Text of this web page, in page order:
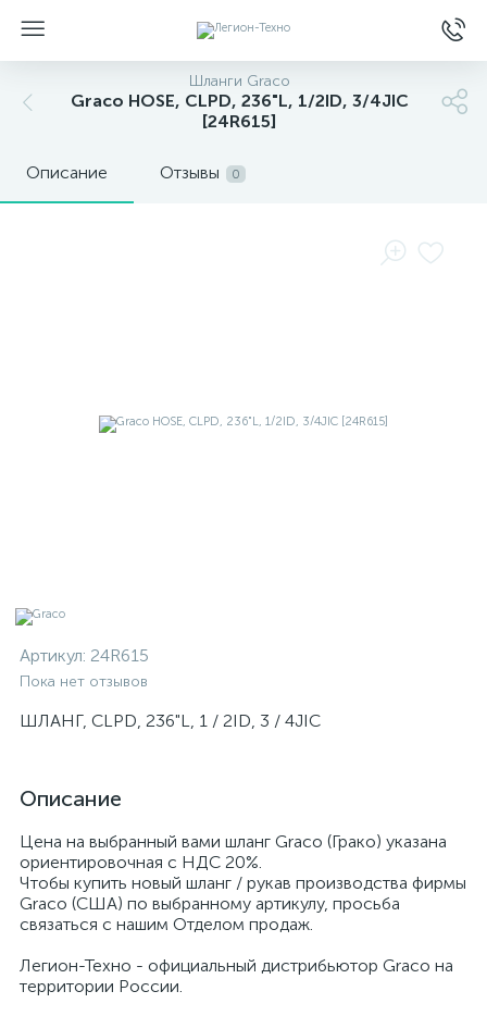
Шланги Graco
Graco HOSE, CLPD, 236"L, 1/2ID, 3/4JIC
[24R615]
Описание Отзывы 0
Артикул: 24R615
Пока нет отзывов
ШЛАНГ, CLPD, 236"L, 1 / 2ID, 3 / 4JIC
Описание
Цена на выбранный вами шланг Graco (Грако) указана
ориентировочная с НДС 20%.
Чтобы купить новый шланг / рукав производства фирмы
Graco (США) по выбранному артикулу, просьба
связаться с нашим Отделом продаж.
Легион-Техно - официальный дистрибьютор Graco на
территории России.